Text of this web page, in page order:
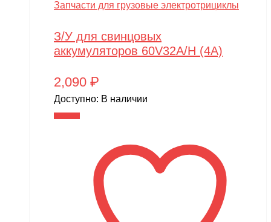
Запчасти для грузовые электротрициклы
З/У для свинцовых
аккумуляторов 60V32A/H (4A)
2,090 ₽
Доступно: В наличии